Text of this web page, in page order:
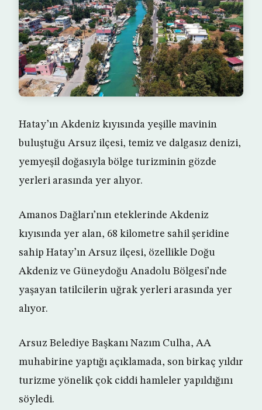
Hatay’ın Akdeniz kıyısında yeşille mavinin
buluştuğu Arsuz ilçesi, temiz ve dalgasız denizi,
yemyeşil doğasıyla bölge turizminin gözde
yerleri arasında yer alıyor.
Amanos Dağları’nın eteklerinde Akdeniz
kıyısında yer alan, 68 kilometre sahil şeridine
sahip Hatay’ın Arsuz ilçesi, özellikle Doğu
Akdeniz ve Güneydoğu Anadolu Bölgesi’nde
yaşayan tatilcilerin uğrak yerleri arasında yer
alıyor.
Arsuz Belediye Başkanı Nazım Culha, AA
muhabirine yaptığı açıklamada, son birkaç yıldır
turizme yönelik çok ciddi hamleler yapıldığını
söyledi.